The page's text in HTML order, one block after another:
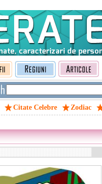
Citate Celebre Zodiac